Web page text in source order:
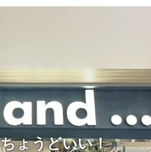
ょうどいい！